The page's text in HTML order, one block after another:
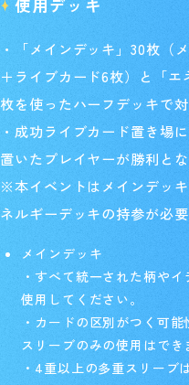
使用デッキ
・「メインデッキ」30枚（
＋ライブカード6枚）と「エ
枚を使ったハーフデッキで対
・成功ライブカード置き場
置いたプレイヤーが勝利とな
※本イベントはメインデッ
ネルギーデッキの持参が必要
メインデッキ
・すべて統一された柄や
使用してください。
・カードの区別がつく可
スリーブのみの使用はでき
・4重以上の多重スリーブ